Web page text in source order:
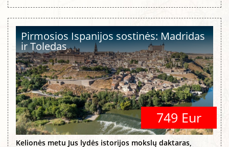
Pirmosios Ispanijos sostinės: Madridas
ir Toledas
749 Eur
Kelionės metu Jus lydės istorijos mokslų daktaras,